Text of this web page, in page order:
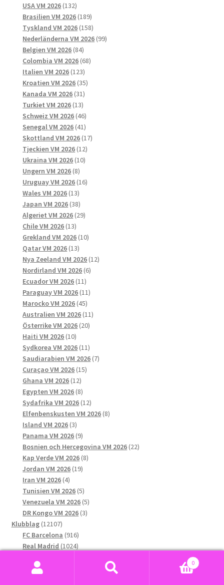
USA VM 2026 132132
produkter
Brasilien VM 2026 189189
produkter
Tyskland VM 2026 158158
produkter
Nederländerna VM 2026 9999
Belgien VM 2026 8484
produkter
Colombia VM 2026 6868
Italien VM 2026 123123
produkter
Kroatien VM 2026 3535
Kanada VM 2026 3131
produkter
Turkiet VM 2026 1313
produkter
Schweiz VM 2026 4646
produkter
Senegal VM 2026 4141
produkter
Skottland VM 2026 1717
Tjeckien VM 2026 1212
Ukraina VM 2026 1010
Ungern VM 2026 88
produkter
Uruguay VM 2026 1616
Wales VM 2026 1313
produkter
Japan VM 2026 3838
produkter
Algeriet VM 2026 2929
Chile VM 2026 1313
produkter
Grekland VM 2026 1010
Qatar VM 2026 1313
produkter
Nya Zeeland VM 2026 1212
Nordirland VM 2026 66
Ecuador VM 2026 1111
produkter
Paraguay VM 2026 1111
Marocko VM 2026 4545
produkter
Australien VM 2026 1111
Österrike VM 2026 2020
Haiti VM 2026 1010
produkter
Sydkorea VM 2026 1111
produkter
Saudiarabien VM 2026 77
Curaçao VM 2026 1515
Ghana VM 2026 1212
produkter
Egypten VM 2026 88
produkter
Sydafrika VM 2026 1212
produkter
Elfenbenskusten VM 2026 88
Island VM 2026 33
produkter
Panama VM 2026 99
produkter
Bosnien och Hercegovina VM 2026 2222
Kap Verde VM 2026 88
Jordan VM 2026 1919
Iran VM 2026 44
produkter
Tunisien VM 2026 55
produkter
Venezuela VM 2026 55
DR Kongo VM 2026 33
Klubblag 1210712107
produkter
FC Barcelona 916916
produkter
Real Madrid 10241024
produkter
FC Bayern München
536
0